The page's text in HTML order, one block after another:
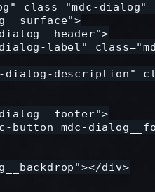
class="mdc-
label"
description"
button mdc-
div>